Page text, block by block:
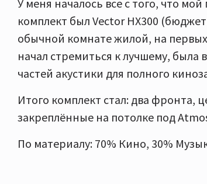
У меня началось все с того, что
комплект был Vector HX300
обычной комнате жилой, на первых
начал стремиться к лучшему, была
частей акустики для полного
Итого комплект стал: два фронта,
закреплённые на потолке под
По материалу: 70% Кино, 30%